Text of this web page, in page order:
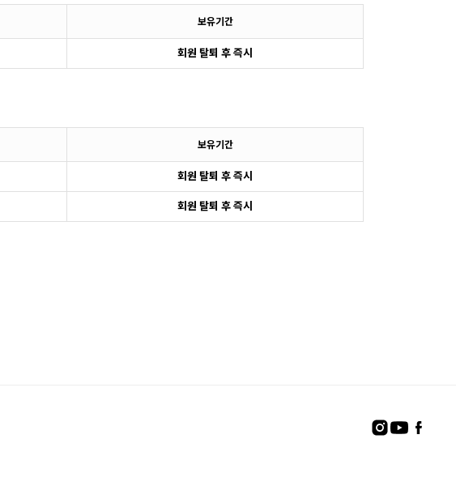
보유기간
회원 탈퇴 후 즉시
보유기간
회원 탈퇴 후 즉시
회원 탈퇴 후 즉시